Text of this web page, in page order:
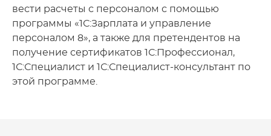
вести расчеты с персоналом с помощью
программы «1С:Зарплата и управление
персоналом 8», а также для претендентов на
получение сертификатов 1С:Профессионал,
1С:Специалист и 1С:Специалист-консультант по
этой программе.